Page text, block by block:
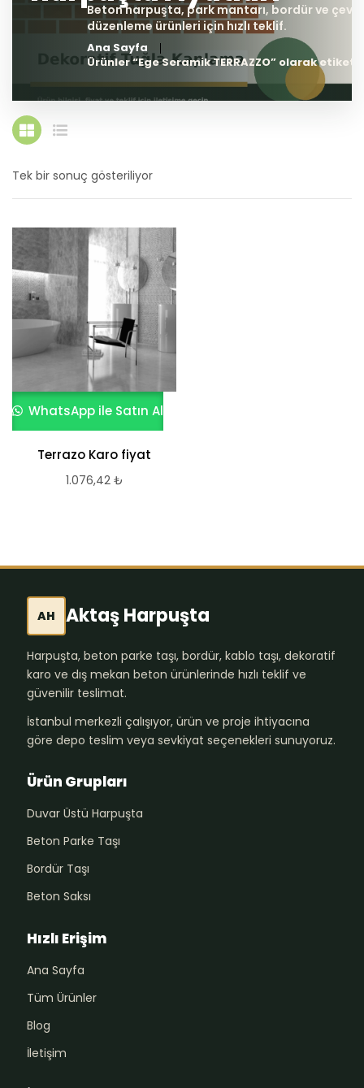
Ana Sayfa
Ürünler “Ege Seramik TERRAZZO” olarak
Tek bir sonuç gösteriliyor
WhatsApp ile Satın Al
Terrazo Karo fiyat
1.076,42 ₺
AH Aktaş Harpuşta
Harpuşta, beton parke taşı, bordür, kablo taşı, dekoratif
karo ve dış mekan beton ürünlerinde hızlı teklif ve
güvenilir teslimat.
İstanbul merkezli çalışıyor, ürün ve proje ihtiyacına
göre depo teslim veya sevkiyat seçenekleri sunuyoruz.
Ürün Grupları
Duvar Üstü Harpuşta
Beton Parke Taşı
Bordür Taşı
Beton Saksı
Hızlı Erişim
Ana Sayfa
Tüm Ürünler
Blog
İletişim